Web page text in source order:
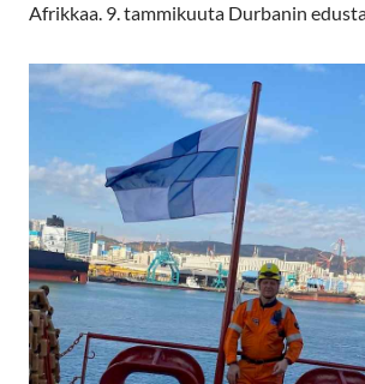
Afrikkaa. 9. tammikuuta Durbanin